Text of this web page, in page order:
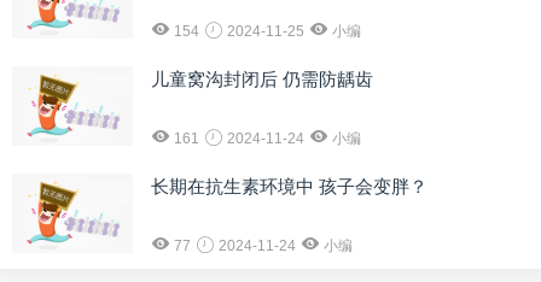
154 2024-11-25 小编
儿童窝沟封闭后 仍需防龋齿
161 2024-11-24 小编
长期在抗生素环境中 孩子会变胖？
77 2024-11-24 小编